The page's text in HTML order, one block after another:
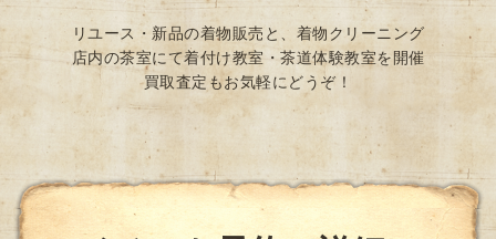
リユース・新品の着物販売と、着物クリーニング
店内の茶室にて着付け教室・茶道体験教室を開催
買取査定もお気軽にどうぞ！